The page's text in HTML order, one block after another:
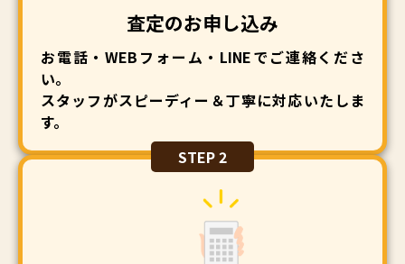
査定のお申し込み
お電話・WEBフォーム・LINEでご連絡くださ
い。
スタッフがスピーディー＆丁寧に対応いたしま
す。
STEP 2